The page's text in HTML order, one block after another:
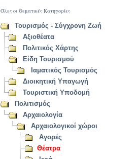
Όλες οι Θεματικές Κατηγορίες
Τουρισμός - Σύγχρονη Ζωή
Αξιοθέατα
Πολιτικός Χάρτης
Είδη Τουρισμού
Ιαματικός Τουρισμός
Διοικητική Υπαγωγή
Τουριστική Υποδομή
Πολιτισμός
Αρχαιολογία
Αρχαιολογικοί χώροι
Αγορές
Θέατρα